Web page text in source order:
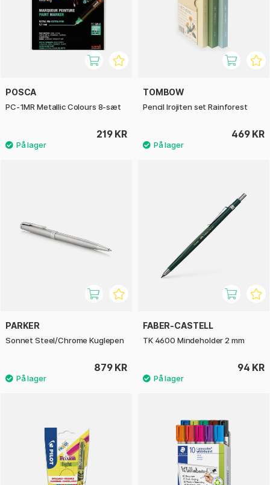
POSCA
PC-1MR Metallic Colours 8-sæt
219 KR
TOMBOW
Pencil Irojiten set Rainforest
469 KR
PARKER
Sonnet Steel/Chrome Kuglepen
879 KR
FABER-CASTELL
TK 4600 Mindeholder 2 mm
94 KR